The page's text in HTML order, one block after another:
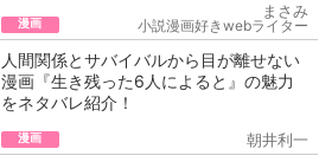
漫画
まさみ
小説漫画好きwebライター
人間関係とサバイバルから目が離せない
漫画『生き残った6人によると』の魅力
をネタバレ紹介！
漫画 朝井利一